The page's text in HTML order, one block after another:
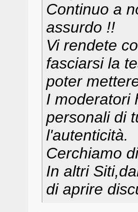
Continuo a
assurdo !!
Vi rendete
fasciarsi la
poter
I moderatori
personali di
l'autenticità.
Cerchiamo
In altri
di aprire